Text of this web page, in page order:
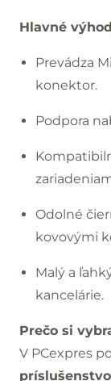
Hlavné
Prevádza
konektor.
Podpora
Odolné
kovovými
Malý a
kancelárie.
Prečo si
V PCexpres
príslušenstvo